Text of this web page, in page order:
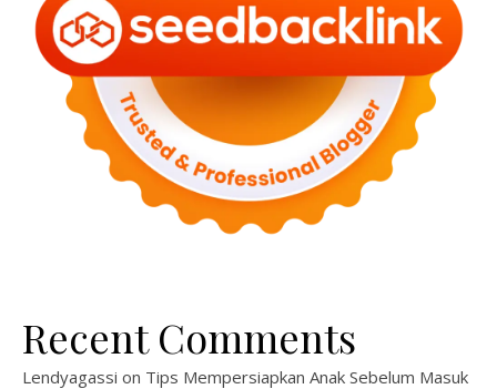
Recent Comments
Lendyagassi on Tips Mempersiapkan Anak Sebelum Masuk